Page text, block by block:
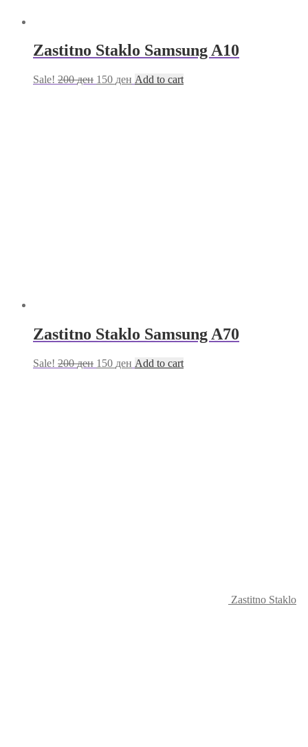
Zastitno Staklo Samsung A10
Sale! 200ден 150 ден Add to cart
Zastitno Staklo Samsung A70
Sale! 200ден 150 ден Add to cart
Zastitno Staklo